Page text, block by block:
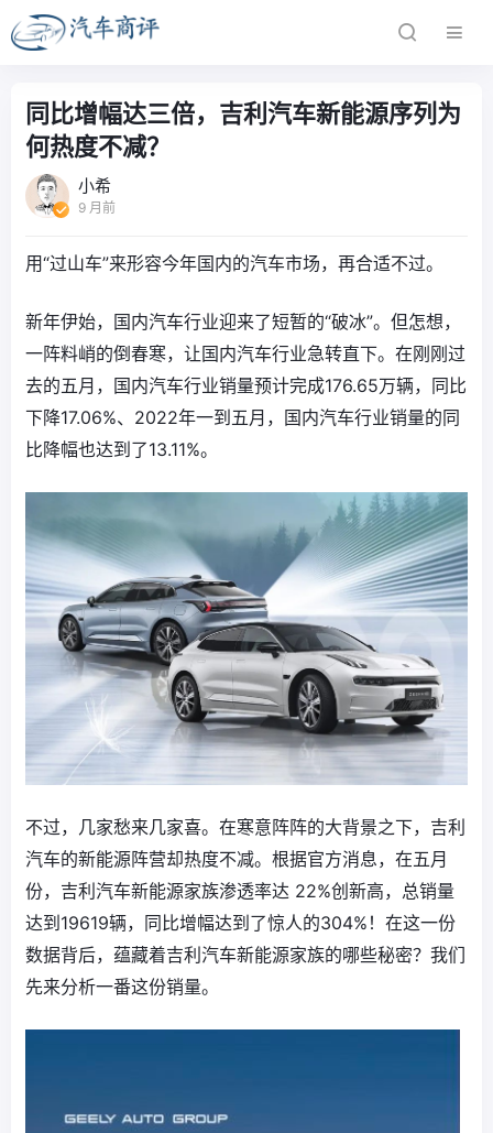
同比增幅达三倍，吉利汽车新能源序列为
何热度不减？
小希
9 月前
用“过山车”来形容今年国内的汽车市场，再合适不过。
新年伊始，国内汽车行业迎来了短暂的“破冰”。但怎想，
一阵料峭的倒春寒，让国内汽车行业急转直下。在刚刚过
去的五月，国内汽车行业销量预计完成176.65万辆，同比
下降17.06%、2022年一到五月，国内汽车行业销量的同
比降幅也达到了13.11%。
不过，几家愁来几家喜。在寒意阵阵的大背景之下，吉利
汽车的新能源阵营却热度不减。根据官方消息，在五月
份，吉利汽车新能源家族渗透率达 22%创新高，总销量
达到19619辆，同比增幅达到了惊人的304%！在这一份
数据背后，蕴藏着吉利汽车新能源家族的哪些秘密？我们
先来分析一番这份销量。